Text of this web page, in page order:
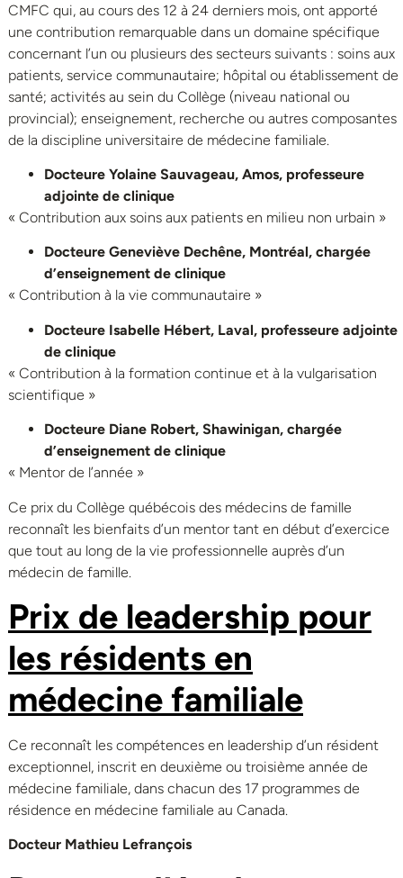
CMFC qui, au cours des 12 à 24 derniers mois, ont apporté
une contribution remarquable dans un domaine spécifique
concernant l’un ou plusieurs des secteurs suivants : soins aux
patients, service communautaire; hôpital ou établissement de
santé; activités au sein du Collège (niveau national ou
provincial); enseignement, recherche ou autres composantes
de la discipline universitaire de médecine familiale.
Docteure Yolaine Sauvageau, Amos, professeure
adjointe de clinique
« Contribution aux soins aux patients en milieu non urbain »
Docteure Geneviève Dechêne, Montréal, chargée
d’enseignement de clinique
« Contribution à la vie communautaire »
Docteure Isabelle Hébert, Laval, professeure adjointe
de clinique
« Contribution à la formation continue et à la vulgarisation
scientifique »
Docteure Diane Robert, Shawinigan, chargée
d’enseignement de clinique
« Mentor de l’année »
Ce prix du Collège québécois des médecins de famille
reconnaît les bienfaits d’un mentor tant en début d’exercice
que tout au long de la vie professionnelle auprès d’un
médecin de famille.
Prix de leadership pour
les résidents en
médecine familiale
Ce reconnaît les compétences en leadership d’un résident
exceptionnel, inscrit en deuxième ou troisième année de
médecine familiale, dans chacun des 17 programmes de
résidence en médecine familiale au Canada.
Docteur Mathieu Lefrançois